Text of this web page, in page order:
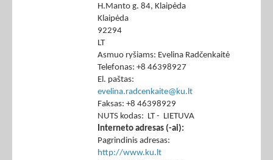
H.Manto g. 84, Klaipėda
Klaipėda
92294
LT
Asmuo ryšiams: Evelina Radčenkaitė
Telefonas: +8 46398927
El. paštas:
evelina.radcenkaite@ku.lt
Faksas: +8 46398929
NUTS kodas: LT - LIETUVA
Interneto adresas (-ai):
Pagrindinis adresas:
http://www.ku.lt